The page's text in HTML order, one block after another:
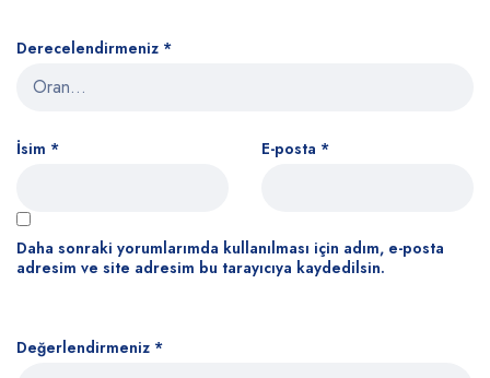
Derecelendirmeniz *
Değerlendirmeniz *
İsim * E-posta *
Daha sonraki yorumlarımda kullanılması için adım, e-posta
adresim ve site adresim bu tarayıcıya kaydedilsin.